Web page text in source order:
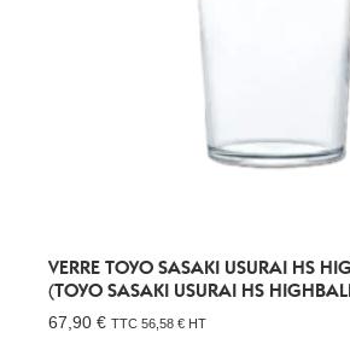
VERRE TOYO SASAKI USURAI HS
(TOYO SASAKI USURAI HS
67,90 € TTC 56,58 € HT